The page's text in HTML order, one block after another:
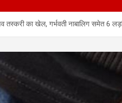
तस्करी का खेल, गर्भवती नाबालिग समेत 6